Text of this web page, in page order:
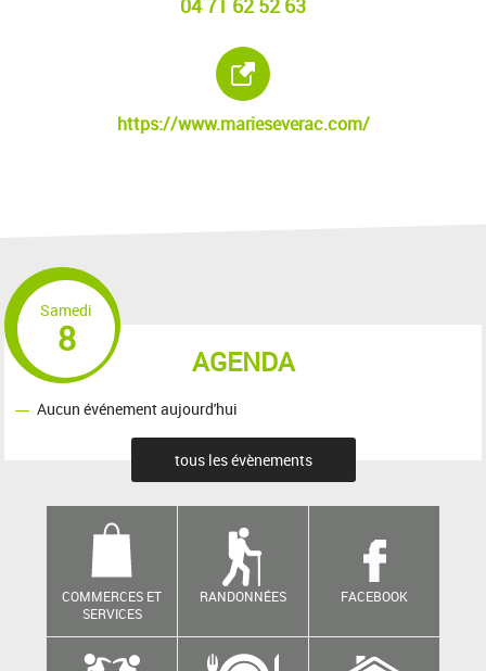
04 71 62 52 63
https://www.marieseverac.com/
AGENDA
Samedi
8
Aucun événement aujourd'hui
tous les évènements
COMMERCES ET
SERVICES
RANDONNÉES FACEBOOK